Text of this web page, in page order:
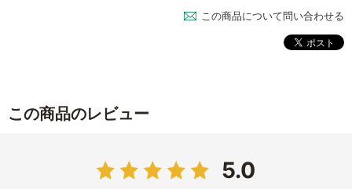
この商品について問い合わせる
この商品のレビュー
5.0